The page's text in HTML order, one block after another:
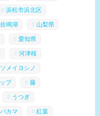
浜松市浜北区
佐鳴湖 山梨県
愛知県
河津桜
ソメイヨシノ
プ 藤
うつぎ
カマ 紅葉